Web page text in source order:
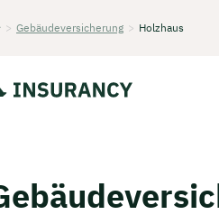
> Gebäudeversicherung > Holzhaus